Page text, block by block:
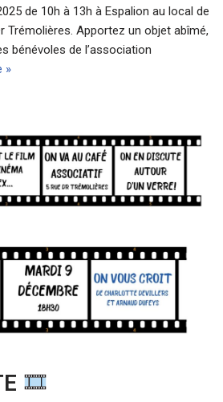
de 10h à 13h à Espalion au local de
Trémolières. Apportez un objet abîmé,
bénévoles de l’association
»